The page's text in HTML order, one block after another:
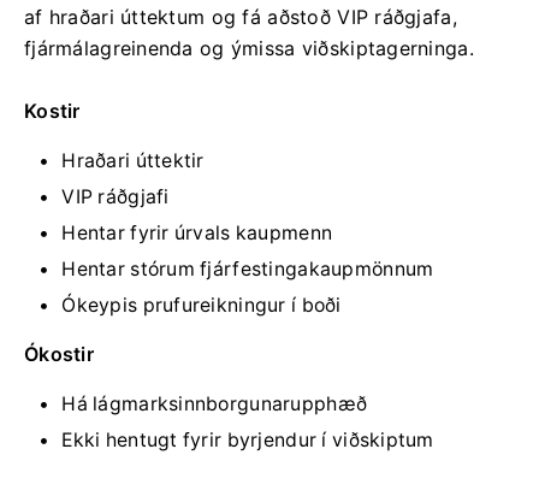
af hraðari úttektum og fá aðstoð VIP ráðgjafa,
fjármálagreinenda og ýmissa viðskiptagerninga.
Kostir
Hraðari úttektir
VIP ráðgjafi
Hentar fyrir úrvals kaupmenn
Hentar stórum fjárfestingakaupmönnum
Ókeypis prufureikningur í boði
Ókostir
Há lágmarksinnborgunarupphæð
Ekki hentugt fyrir byrjendur í viðskiptum